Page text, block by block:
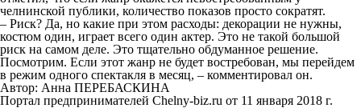
челнинской публики, количество показов просто сократят.
– Риск? Да, но какие при этом расходы: декорации не нужны,
костюм один, играет всего один актер. Это не такой большой
риск на самом деле. Это тщательно обдуманное решение.
Посмотрим. Если этот жанр не будет востребован, мы перейдем
в режим одного спектакля в месяц, – комментировал он.
Автор: Анна ПЕРЕБАСКИНА
Портал предпринимателей Chelny-biz.ru от 11 января 2018 г.